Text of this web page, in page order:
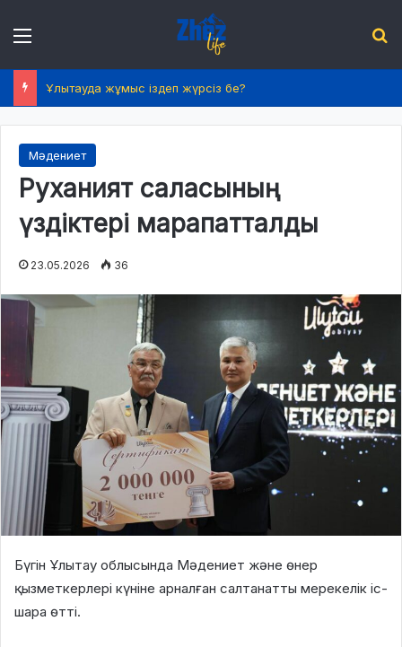
Ұлытауда жұмыс іздеп жүрсіз бе?
Мәдениет
Руханият саласының
үздіктері марапатталды
23.05.2026 36
Бүгін Ұлытау облысында Мәдениет және өнер
қызметкерлері күніне арналған салтанатты мерекелік іс-
шара өтті.